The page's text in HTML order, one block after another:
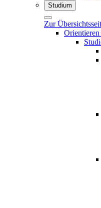
Studium
Zur